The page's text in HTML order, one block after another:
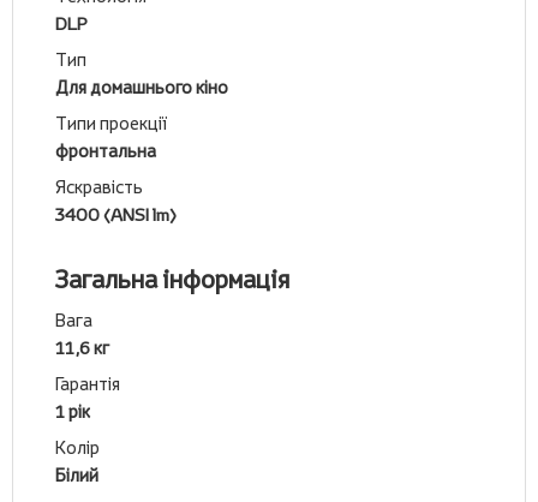
DLP
Тип
Для домашнього кіно
Типи проекції
фронтальна
Яскравість
3400 (ANSI lm)
Загальна інформація
Вага
11,6 кг
Гарантія
1 рік
Колір
Білий